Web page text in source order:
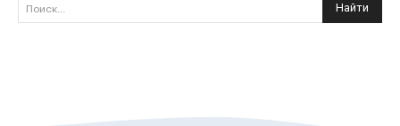
Поиск... Найти